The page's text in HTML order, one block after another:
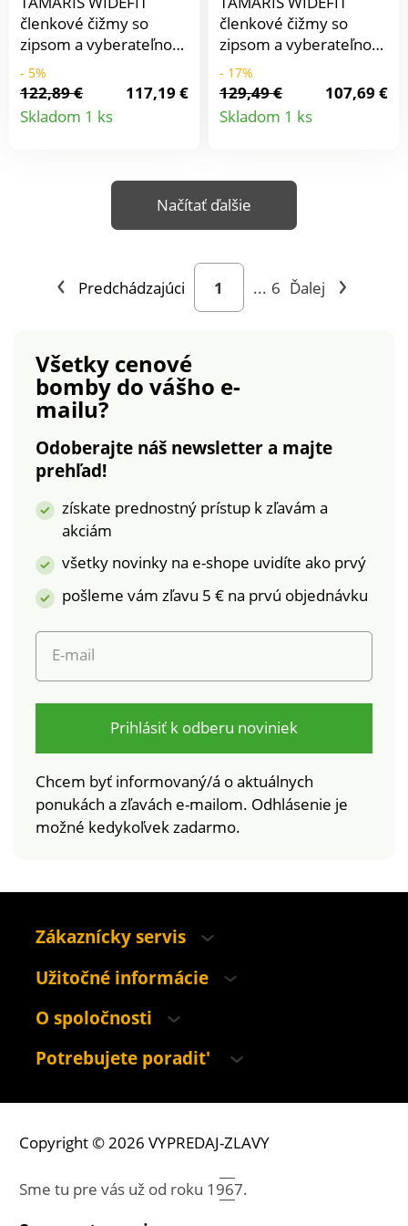
Komfortná šírka:
vhodné pre citlivé
chodidlá. Pružná
podrážka.
členkové čižmy so
zipsom a vyberateľnou
stielkou poskytnú
maximálny komfort.
- 5%
122,89 €
117,19 €
Skladom 1 ks
Detail
členkové čižmy so
zipsom a vyberateľnou
stielkou poskytnú
maximálny komfort.
- 17%
129,49 €
107,69 €
Skladom 1 ks
Detail
Načítať ďalšie
Predchádzajúci ... 6 Ďalej
Všetky cenové
bomby do vášho e-
mailu?
Odoberajte náš newsletter a majte
prehľad!
získate prednostný prístup k zľavám a
akciám
všetky novinky na e-shope uvidíte ako prvý
pošleme vám zľavu 5 € na prvú objednávku
E-mail
Prihlásiť k odberu noviniek
Chcem byť informovaný/á o aktuálnych
ponukách a zľavách e-mailom. Odhlásenie je
možné kedykoľvek zadarmo.
Zákaznícky servis
Užitočné informácie
O spoločnosti
Potrebujete poradit'
Copyright © 2026 VYPREDAJ-ZLAVY
Sme tu pre vás už od roku 1967.